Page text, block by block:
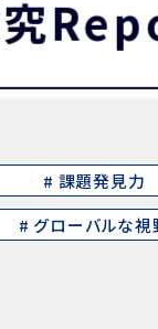
# 課題発見力
# グローバルな視